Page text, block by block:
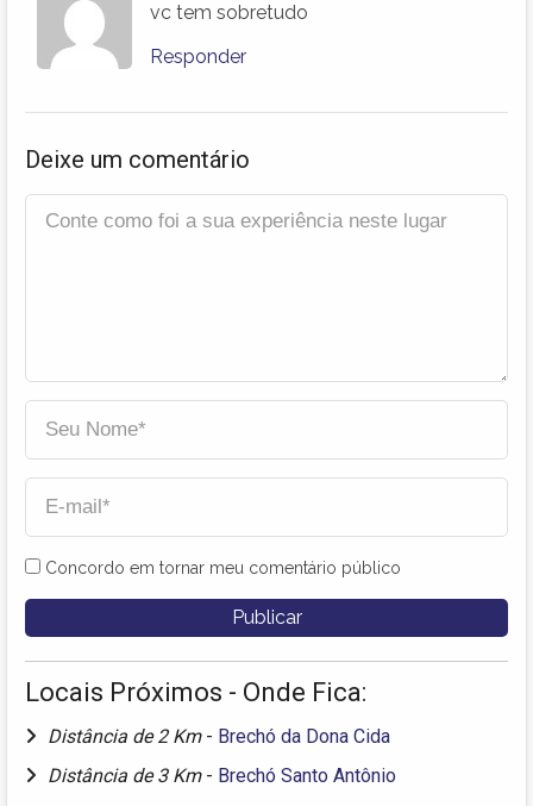
vc tem sobretudo
Responder
Deixe um comentário
Concordo em tornar meu comentário público
Locais Próximos - Onde Fica:
Distância de 2 Km - Brechó da Dona Cida
Distância de 3 Km - Brechó Santo Antônio